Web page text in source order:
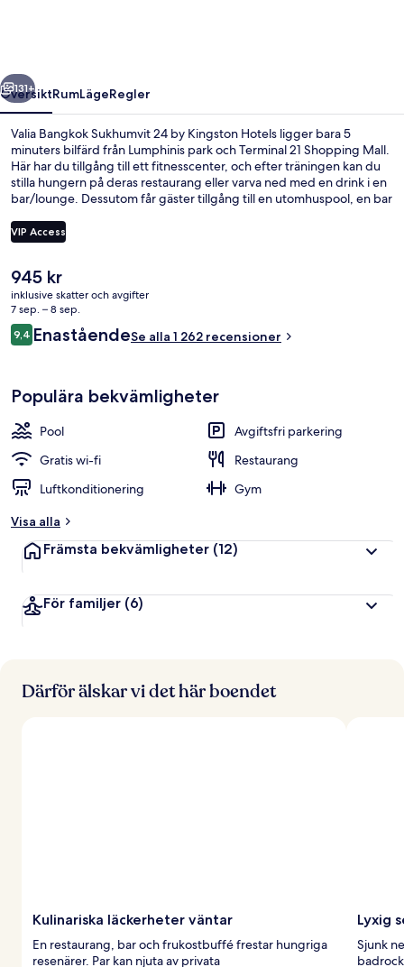
Hotels
Nästa
131+
ÖversiktRumLägeRegler
Valia Bangkok Sukhumvit 24 by Kingston Hotels ligger bara 5
minuters bilfärd från Lumphinis park och Terminal 21 Shopping Mall.
Här har du tillgång till ett fitnesscenter, och efter träningen kan du
stilla hungern på deras restaurang eller varva ned med en drink i en
bar/lounge. Dessutom får gäster tillgång till en utomhuspool, en bar
personalen och frukosten brukar uppskattas av våra resenärer.
Boendet ligger bara en kort promenad från kollektivtrafik. Till
att gå och till Phrom Phong BTS Station är det 15 minuter.
VIP Access
Det
nuvarande
priset
är
945 kr
945 kr
inklusive skatter och avgifter
7 sep. – 8 sep.
Recensioner
9,49,4 av 10,
EnaståendeSe alla 1 262 recensioner
Populära bekvämligheter
Pool
Avgiftsfri parkering
Gratis wi-fi
Restaurang
Luftkonditionering
Gym
Visa alla
Främsta bekvämligheter (12)
För familjer (6)
Därför älskar vi det här boendet
Kulinariska läckerheter väntar
En restaurang, bar och frukostbuffé frestar hungriga
resenärer. Par kan njuta av privata
Lyxig
Sjunk